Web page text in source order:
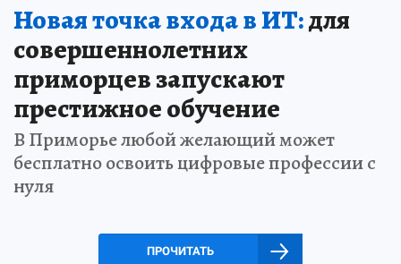
Новая точка входа в ИТ:для
совершеннолетних
приморцев запускают
престижное обучение
В Приморье любой желающий может
бесплатно освоить цифровые профессии с
нуля
ПРОЧИТАТЬ